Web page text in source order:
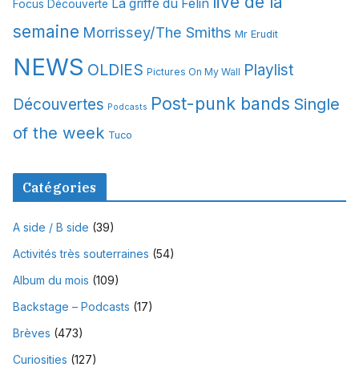
Focus Découverte La griffe du Félin
semaine Morrissey/The Smiths Mr Erudit
NEWS OLDIES Pictures On My Wall Playlist
Découvertes Podcasts Post-punk bands Single
of the week Tuco
Catégories
A side / B side (39)
Activités très souterraines (54)
Album du mois (109)
Backstage – Podcasts (17)
Brèves (473)
Curiosities (127)